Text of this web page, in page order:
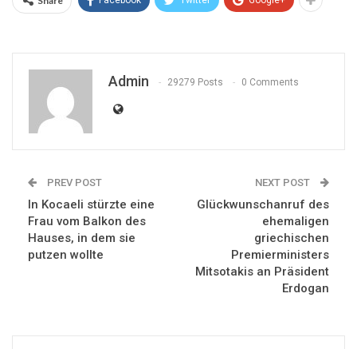
Admin 29279 Posts 0 Comments
PREV POST
In Kocaeli stürzte eine
Frau vom Balkon des
Hauses, in dem sie
putzen wollte
NEXT POST
Glückwunschanruf des
ehemaligen
griechischen
Premierministers
Mitsotakis an Präsident
Erdogan